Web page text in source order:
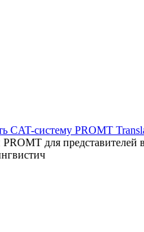
CAT-систему PROMT
для